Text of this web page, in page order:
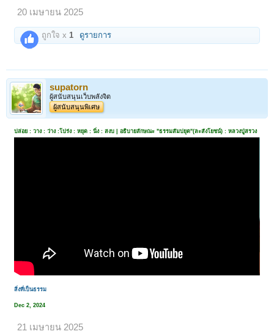
20 เมษายน 2025
ถูกใจ x 1 ดูรายการ
supatorn
ผู้สนับสนุนเว็บพลังจิต
ผู้สนับสนุนพิเศษ
ปล่อย : วาง : ว่าง :โปร่ง : หยุด : นิ่ง : สงบ | อธิบายลักษณะ "ธรรมสัมปยุต"(ละสังโยชน์) : หลวงปู่สรวง
สิ่งที่เป็นธรรม
Dec 2, 2024
21 เมษายน 2025